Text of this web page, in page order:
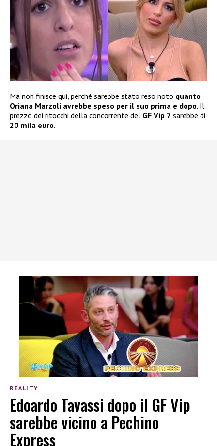
Ma non finisce qui, perché sarebbe stato reso noto quanto
Oriana Marzoli avrebbe speso per il suo prima e dopo. Il
prezzo dei ritocchi della concorrente del GF Vip 7 sarebbe di
20 mila euro.
REALITY
Edoardo Tavassi dopo il GF Vip
sarebbe vicino a Pechino
Express